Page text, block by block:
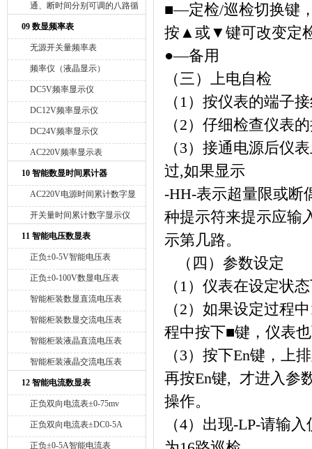
通、断时间分别可调的八路循
环定时器
09 数显频率表
无源开关量频率表
频率仪（液晶显示）
DC5V频率显示仪
DC12V频率显示仪
DC24V频率显示仪
AC220V频率显示表
10 智能数显时间累计器
AC220V电源时间累计数字显
示仪
开关量时间累计数字显示仪
11 智能电压数显表
正负±0-5V智能电压表
正负±0-100V数显电压表
智能柜装数显直流电压表
智能柜装数显交流电压表
智能柜装液晶直流电压表
智能柜装液晶交流电压表
12 智能电流数显表
正负双向电流表±0-75mv
正负双向电流表±DC0-5A
正负±0-5A智能电流表
■—定检/巡检切换键
按▲或▼键可改变定
●—备用
（三）上电自检
（ 1）按仪表的端子
（2）仔细检查仪表
（3）接通电源后仪
过,如果显示
-HH-表示超量限或断
种提示符来提示应输
示第几路。
（ 四） 参数设定
（ 1）仪表在设定状
（2）如果设定过程中
程中按下■键，仪表
（3）按下En键，上
再按En键, 才进入参
操作。
（4）出现-LP-请输入